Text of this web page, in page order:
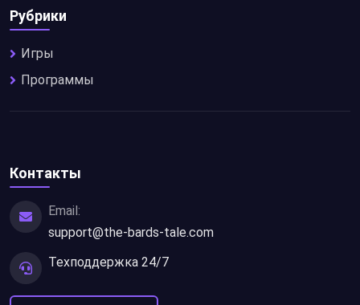
Рубрики
Игры
Программы
Контакты
Email:
support@the-bards-tale.com
Техподдержка 24/7